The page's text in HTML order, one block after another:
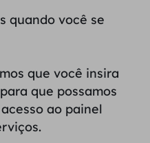
estático
duraçãoestático
$0.2/IP/dia
quando você se
que você insira
que possamos
ao painel